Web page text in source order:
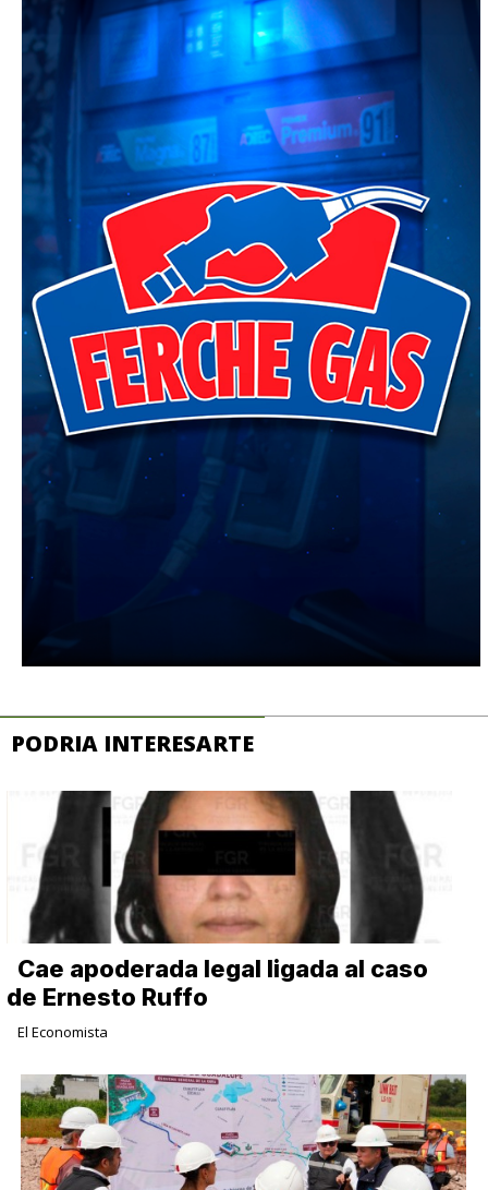
PODRIA INTERESARTE
Cae apoderada legal ligada al caso
de Ernesto Ruffo
El Economista